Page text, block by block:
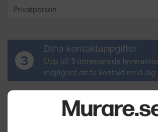
3
Dina kontaktuppgifter
Upp till 5 intresserade
möjlighet att ta kontakt med dig.
Ditt för- och efternamn